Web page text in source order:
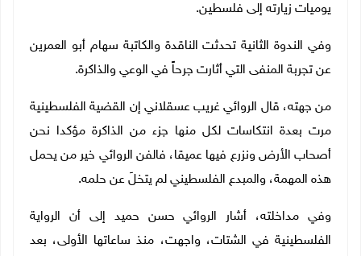
يوميات زيارته إلى فلسطين.
وفي الندوة الثانية تحدثت الناقدة والكاتبة سهام أبو العمرين
عن تجربة المنفى التي أثارت جرحاً في الوعي والذاكرة.
من جهته، قال الروائي غريب عسقلاني إن القضية الفلسطينية
مرت بعدة انتكاسات لكل منها جزء من الذاكرة مؤكدا نحن
أصحاب الأرض ونزرع فيها عميقا، فالفن الروائي خير من يحمل
هذه المهمة، والمبدع الفلسطيني لم يتخلَ عن حلمه.
وفي مداخلته، أشار الروائي حسن حميد إلى أن الرواية
الفلسطينية في الشتات، واجهت، منذ ساعاتها الأولى، بعد